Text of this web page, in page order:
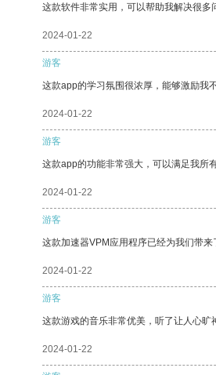
这款软件非常实用，可以帮助我解决很多
2024-01-22
游客
这款app的学习氛围很浓厚，能够激励我
2024-01-22
游客
这款app的功能非常强大，可以满足我所
2024-01-22
游客
这款加速器VPM应用程序已经为我们带来
2024-01-22
游客
这款游戏的音乐非常优美，听了让人心旷
2024-01-22